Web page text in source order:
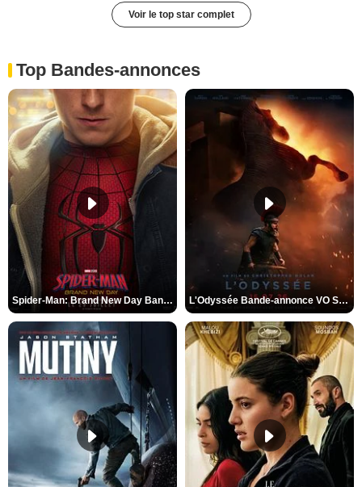
Voir le top star complet
Top Bandes-annonces
Spider-Man: Brand New Day Bande-annonce VO STFR L'Odyssée Bande-annonce VO STFR